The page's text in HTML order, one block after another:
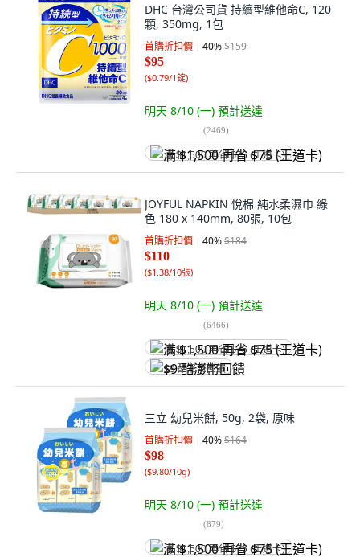
DHC 台灣公司貨 持續型維他命C, 120
顆, 350mg, 1包
首購折扣價 40%$159
$95
($0.79/1錠)
明天 8/10 (一) 預計送達
(2469)
满 $1,500 再省 $75 (王道卡)
JOYFUL NAPKIN 悅棉 純水柔濕巾 綠
色 180 x 140mm, 80張, 10包
首購折扣價 40%$184
$110
($1.38/10張)
明天 8/10 (一) 預計送達
(6466)
满 $1,500 再省 $75 (王道卡)
$9 酷澎幣回饋
三立 幼兒米餅, 50g, 2袋, 原味
首購折扣價 40%$164
$98
($9.80/10g)
明天 8/10 (一) 預計送達
(879)
满 $1,500 再省 $75 (王道卡)